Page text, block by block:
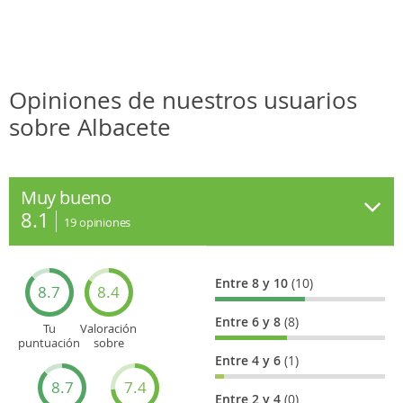
Opiniones de nuestros usuarios
sobre Albacete
Muy bueno
8.1 19opiniones
8.7
Tu
puntuación
8.4
Valoración
sobre
8.7 7.4
Entre 8 y 10(10)
Entre 6 y 8(8)
Entre 4 y 6(1)
Entre 2 y 4(0)